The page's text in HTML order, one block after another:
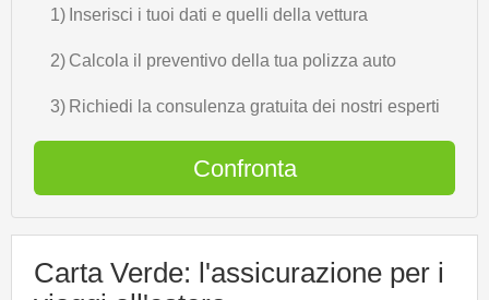
1) Inserisci i tuoi dati e quelli della vettura
2) Calcola il preventivo della tua polizza auto
3) Richiedi la consulenza gratuita dei nostri esperti
Confronta
Carta Verde: l'assicurazione per i